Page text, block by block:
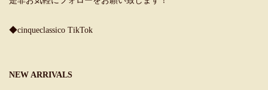
◆cinqueclassico TikTok
NEW ARRIVALS